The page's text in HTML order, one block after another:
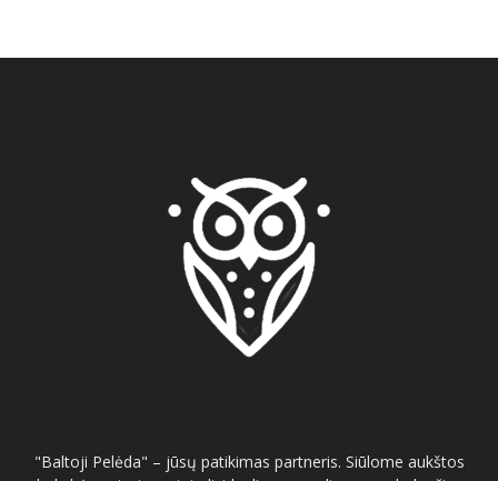
"Baltoji Pelėda" – jūsų patikimas partneris. Siūlome aukštos